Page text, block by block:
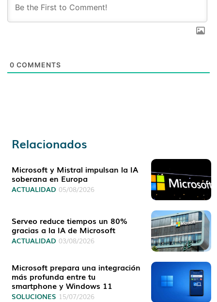
0 COMMENTS
Relacionados
Microsoft y Mistral impulsan la IA
soberana en Europa
ACTUALIDAD 05/08/2026
Serveo reduce tiempos un 80%
gracias a la IA de Microsoft
ACTUALIDAD 03/08/2026
Microsoft prepara una integración
más profunda entre tu
smartphone y Windows 11
SOLUCIONES 15/07/2026